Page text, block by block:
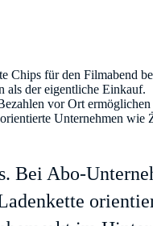
Chips für den Filmabend
als der eigentliche Einkauf.
vor Ort
Unternehmen wie
Bei Abo-